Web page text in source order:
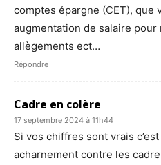
comptes épargne (CET), que
augmentation de salaire pour
allègements ect…
Répondre
Cadre en colère
17 septembre 2024 à 11h44
Si vos chiffres sont vrais
acharnement contre les